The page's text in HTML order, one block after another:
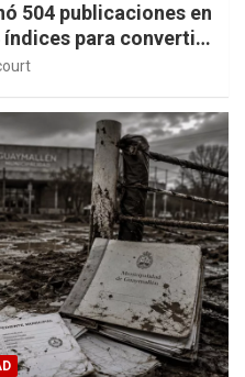
504 publicaciones en
índices para convertir
memoria pública